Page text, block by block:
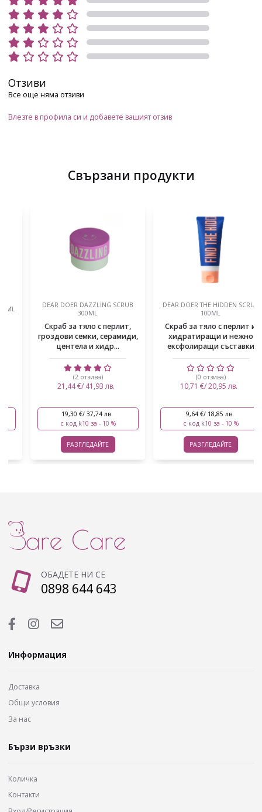
Отзиви
Все още няма отзиви
Влезте в профила си и добавете вашият отзив
Свързани продукти
DEAR DOER DAZZLING SCRUB
300ML
Скраб за тяло с перлит,
гроздови семки, серамиди,
центела и хидр...
(2 отзива)
21,44 €/ 41,93 лв.
19,30 €/ 37,74 лв.
с код k10 за - 10 %
РАЗГЛЕДАЙТЕ
DEAR DOER THE HIDDEN SCRUB
100ML
Скраб за тяло с перлит и
хидратиращи и нежно
ексфолиращи съставки
(0 отзива)
10,71 €/ 20,95 лв.
9,64 €/ 18,85 лв.
с код k10 за - 10 %
РАЗГЛЕДАЙТЕ
ОБАДЕТЕ НИ СЕ
0898 644 643
Информация
Доставка
Общи условия
За нас
Бързи връзки
Количка
Контакти